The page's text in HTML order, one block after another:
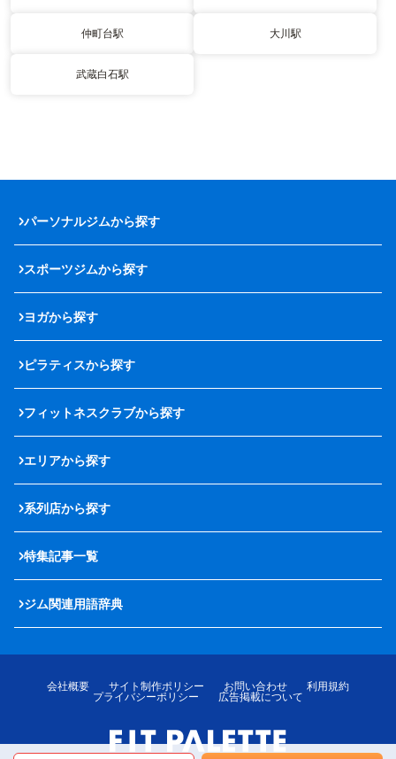
仲町台駅 大川駅
武蔵白石駅
パーソナルジムから探す
スポーツジムから探す
ヨガから探す
ピラティスから探す
フィットネスクラブから探す
エリアから探す
系列店から探す
特集記事一覧
ジム関連用語辞典
会社概要 サイト制作ポリシー お問い合わせ
利用規約
プライバシーポリシー
広告掲載について